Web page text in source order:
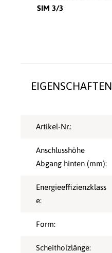
SIM 3/3
EIGENSCHAFTEN
Artikel-Nr.:
Anschlusshöhe
Abgang hinten (mm):
Energieeffizienzklass
e:
Form:
Scheitholzlänge: